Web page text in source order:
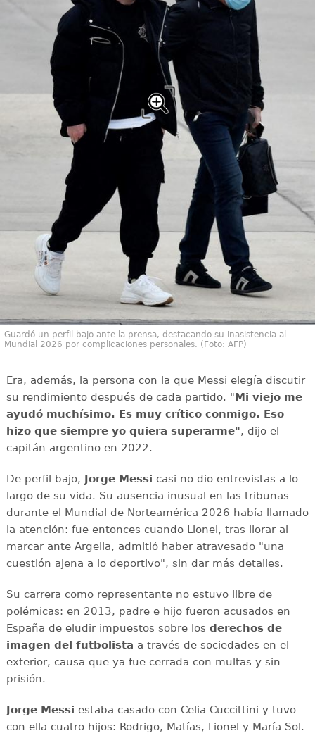
Guardó un perfil bajo ante la prensa, destacando su inasistencia al
Mundial 2026 por complicaciones personales. (Foto: AFP)
Era, además, la persona con la que Messi elegía discutir
su rendimiento después de cada partido. "Mi viejo me
ayudó muchísimo. Es muy crítico conmigo. Eso
hizo que siempre yo quiera superarme", dijo el
capitán argentino en 2022.
De perfil bajo, Jorge Messi casi no dio entrevistas a lo
largo de su vida. Su ausencia inusual en las tribunas
durante el Mundial de Norteamérica 2026 había llamado
la atención: fue entonces cuando Lionel, tras llorar al
marcar ante Argelia, admitió haber atravesado "una
cuestión ajena a lo deportivo", sin dar más detalles.
Su carrera como representante no estuvo libre de
polémicas: en 2013, padre e hijo fueron acusados en
España de eludir impuestos sobre los derechos de
imagen del futbolista a través de sociedades en el
exterior, causa que ya fue cerrada con multas y sin
prisión.
Jorge Messi estaba casado con Celia Cuccittini y tuvo
con ella cuatro hijos: Rodrigo, Matías, Lionel y María Sol.